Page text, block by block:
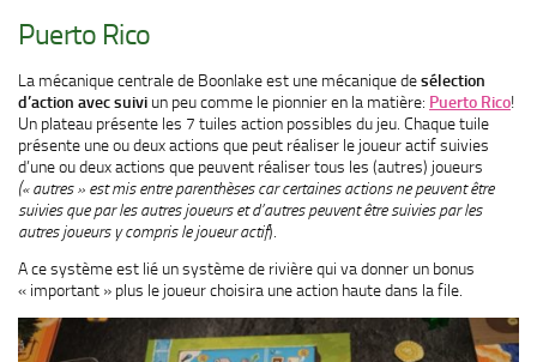
Puerto Rico
La mécanique centrale de Boonlake est une mécanique desélection
d’action avec suivi un peu comme le pionnier en la matière: Puerto Rico!
Un plateau présente les 7 tuiles action possibles du jeu. Chaque tuile
présente une ou deux actions que peut réaliser le joueur actif suivies
d’une ou deux actions que peuvent réaliser tous les (autres) joueurs
(« autres » est mis entre parenthèses car certaines actions ne peuvent être
suivies que par les autres joueurs et d’autres peuvent être suivies par les
autres joueurs y compris le joueur actif).
A ce système est lié un système de rivière qui va donner un bonus
« important » plus le joueur choisira une action haute dans la file.